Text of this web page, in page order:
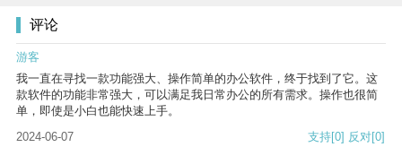
评论
游客
我一直在寻找一款功能强大、操作简单的办公软件，终于找到了它。这
款软件的功能非常强大，可以满足我日常办公的所有需求。操作也很简
单，即使是小白也能快速上手。
2024-06-07
支持[0] 反对[0]